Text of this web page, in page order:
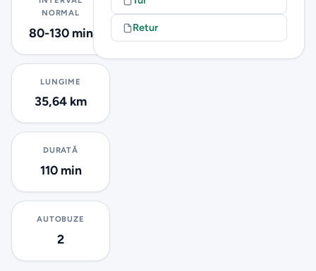
NORMAL
80-130 min
LUNGIME
35,64 km
DURATĂ
110 min
AUTOBUZE
2
Retur